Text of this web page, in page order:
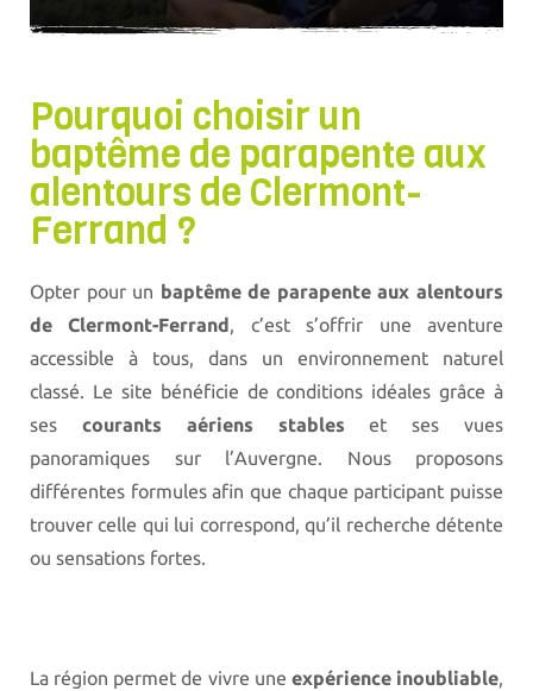
sensations incroyables que procurent le vol ;
n'est pas réservé seulement aux plus grands !
Justement,entre 5 et 12 ans
, c'est l'âge où
les enfants ont le moins peur de se lancer ! De
plus, nous avons conçu, pour eux, une formule
taille et leur poids et un choix d'horaire avec
des conditions calmes pour ne pas les
secouer. Après un petit brief sur le
déroulement du vol, notre moniteur saura les
rassurer et leur faire découvrir le parapente,
comment ça fonctionne mais aussi leur
montrer le paysage extraordinaire vu de haut
: l'agglomération clermontoise, le Puy de
Dôme et les volcans d'Auvergne inscrits au
Pourquoi choisir un
baptême de parapente aux
alentours de Clermont-
Ferrand ?
Opter pour un baptême de parapente aux alentours
de Clermont-Ferrand, c’est s’offrir une aventure
accessible à tous, dans un environnement naturel
classé. Le site bénéficie de conditions idéales grâce à
ses courants aériens stables et ses vues
panoramiques sur l’Auvergne. Nous proposons
différentes formules afin que chaque participant puisse
trouver celle qui lui correspond, qu’il recherche détente
ou sensations fortes.
La région permet de vivre une expérience inoubliable,